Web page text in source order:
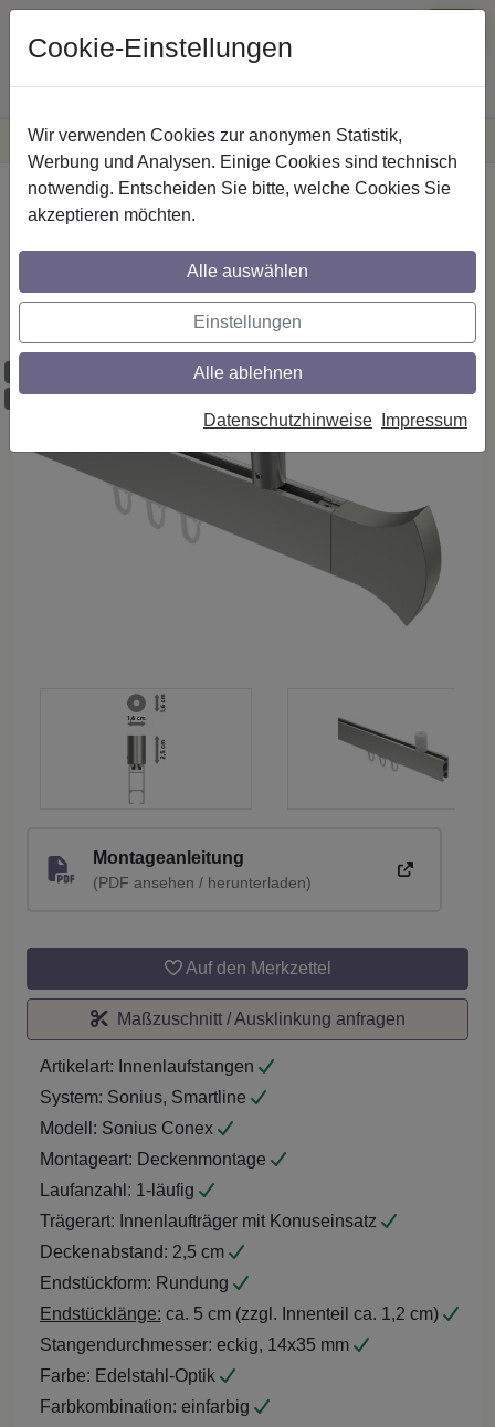
VersandkostenfreieLieferung innerhalb Deutschlands
Sichere Zahlung
Startseite Innenlaufstangen Edelstahl-Optik
Deckenmontage aus Edelstahl-Optik in
14x35 mm, 1-läufig, Modell SONIUS -
Ausklinkung möglich
Montageanleitung
(PDF ansehen / herunterladen)
Auf den Merkzettel
Maßzuschnitt / Ausklinkung anfragen
Artikelart: Innenlaufstangen
System: Sonius, Smartline
Modell: Sonius Conex
Montageart: Deckenmontage
Laufanzahl: 1-läufig
Trägerart: Innenlaufträger mit Konuseinsatz
Deckenabstand: 2,5 cm
Endstückform: Rundung
Endstücklänge: ca. 5 cm (zzgl. Innenteil ca. 1,2 cm)
Stangendurchmesser: eckig, 14x35 mm
Farbe: Edelstahl-Optik
Farbkombination: einfarbig
Cookie-Einstellungen
Wir verwenden Cookies zur anonymen Statistik,
Werbung und Analysen. Einige Cookies sind technisch
notwendig. Entscheiden Sie bitte, welche Cookies Sie
akzeptieren möchten.
Alle auswählen
Einstellungen
Alle ablehnen
Datenschutzhinweise Impressum